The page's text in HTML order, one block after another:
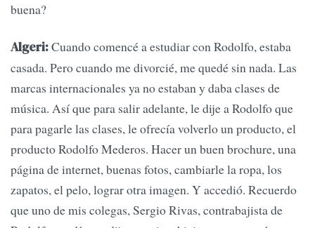
buena?
Algeri:Cuando comencé a estudiar con Rodolfo, estaba
casada. Pero cuando me divorcié, me quedé sin nada. Las
marcas internacionales ya no estaban y daba clases de
música. Así que para salir adelante, le dije a Rodolfo que
para pagarle las clases, le ofrecía volverlo un producto, el
producto Rodolfo Mederos. Hacer un buen brochure, una
página de internet, buenas fotos, cambiarle la ropa, los
zapatos, el pelo, lograr otra imagen. Y accedió. Recuerdo
que uno de mis colegas, Sergio Rivas, contrabajista de